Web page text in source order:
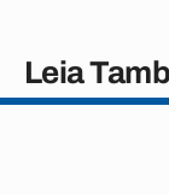
Leia